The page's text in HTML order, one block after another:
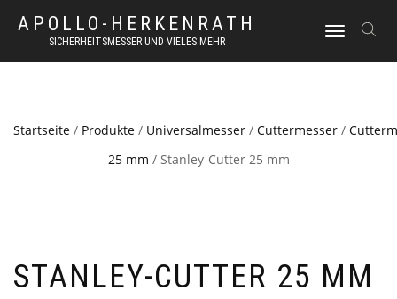
APOLLO-HERKENRATH
SICHERHEITSMESSER UND VIELES MEHR
NAVIGATION
Startseite / Produkte / Universalmesser / Cuttermesser /
25 mm / Stanley-Cutter 25 mm
STANLEY-CUTTER 25 MM